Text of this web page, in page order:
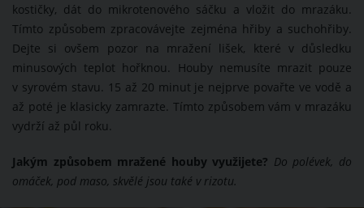
kostičky, dát do mikrotenového sáčku a vložit do mrazáku.
Tímto způsobem zpracovávejte zejména hřiby a suchohřiby.
Dejte si ovšem pozor na mražení lišek, které v důsledku
minusových teplot hořknou. Houby nemusíte mrazit pouze
v syrovém stavu. 15 až 20 minut je nejprve povařte ve vodě a
až poté je klasicky zamrazte. Tímto způsobem vám v mrazáku
vydrží až půl roku.
Jakým způsobem mražené houby využijete? Do polévek, do
omáček, pod maso, skvělé jsou také v rizotu.